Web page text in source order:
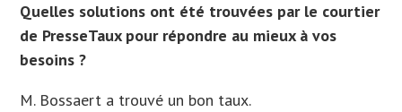
Quelles solutions ont été trouvées par le courtier
de PresseTaux pour répondre au mieux à vos
besoins ?
M. Bossaert a trouvé un bon taux.